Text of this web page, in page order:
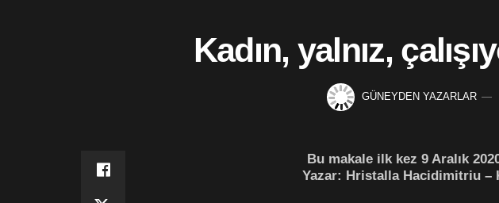
Kadın, yalnız,
GÜNEYDEN YAZARLAR
Bu makale ilk kez 9 Aralık
Yazar: Hristalla Hacidimitriu –